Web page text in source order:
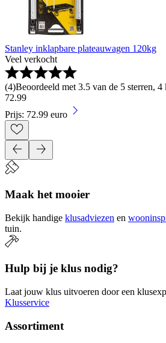
Stanley inklapbare plateauwagen 120kg
Veel verkocht
(4)Beoordeeld met 3.5 van de 5 sterren,
72.99
Prijs: 72.99 euro
Maak het mooier
Bekijk handige klusadviezen en
tuin.
Hulp bij je klus nodig?
Laat jouw klus uitvoeren door een
Klusservice
Assortiment